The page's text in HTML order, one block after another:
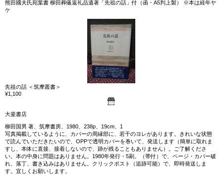
熊田國夫氏宛葉書 柳田葬儀返礼品遺著「先祖の話」付（函・A5判上製） ※本は経年ヤ
ケ
先祖の話 ＜筑摩叢書＞
¥1,100
大釜書店
柳田国男 著、筑摩書房、1980、238p、19cm、1
写真掲載しているように、カバーの周縁部に、若干のヨレがあります。きれいな状態
で読んでいただきたいので、OPPで透明カバーを巻いて、発送します（簡単に取れま
すし、本体に直接、接着しないので、跡が残ることもありません）。ご了解くださ
い。本の中身に問題はありません。1980年発行・5刷。（帯付）で、ページ・カバー破
れ、落丁、書き込みはありません。クリックポスト（追跡可能）で、即時発送しま
す。宜しくお願いします。